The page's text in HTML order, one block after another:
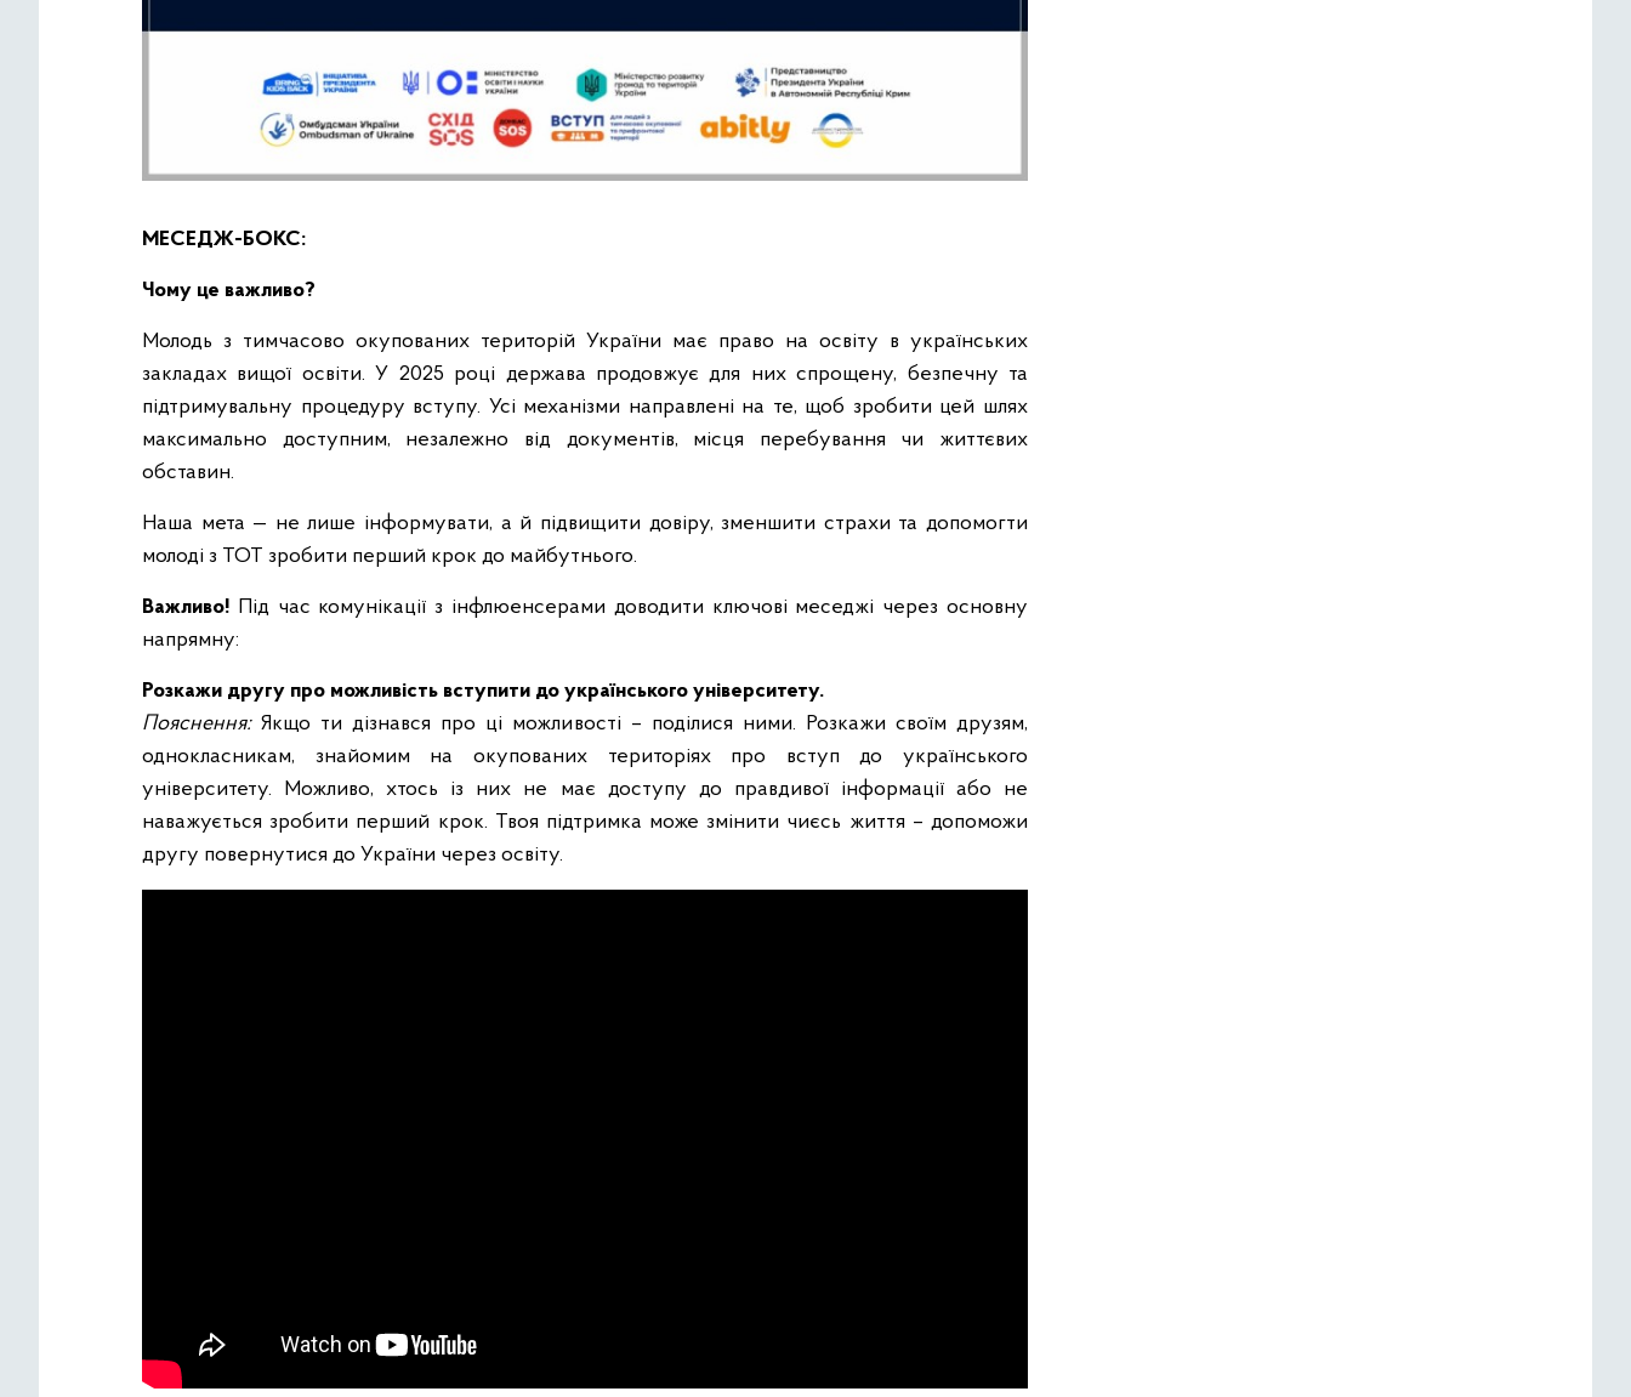
МЕСЕДЖ-БОКС:
Чому це важливо?
Молодь з тимчасово окупованих територій України має право на освіту в українських
закладах вищої освіти. У 2025 році держава продовжує для них спрощену, безпечну та
підтримувальну процедуру вступу. Усі механізми направлені на те, щоб зробити цей шлях
максимально доступним, незалежно від документів, місця перебування чи життєвих
обставин.
Наша мета — не лише інформувати, а й підвищити довіру, зменшити страхи та допомогти
молоді з ТОТ зробити перший крок до майбутнього.
Важливо! Під час комунікації з інфлюенсерами доводити ключові меседжі через основну
напрямну:
Розкажи другу про можливість вступити до українського університету.
Пояснення:Якщо ти дізнався про ці можливості – поділися ними. Розкажи своїм друзям,
однокласникам, знайомим на окупованих територіях про вступ до українського
університету. Можливо, хтось із них не має доступу до правдивої інформації або не
наважується зробити перший крок. Твоя підтримка може змінити чиєсь життя – допоможи
другу повернутися до України через освіту.